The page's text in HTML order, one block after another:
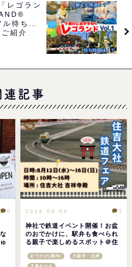
レゴラン
待ち時
紹介
連記事
0 2026.08.04
神社で鉄道イベント開催！お盆
のおでかけに、駅弁も食べられ
る親子で楽しめるスポット＠住
1
おでかけ(屋内) 大阪市・北摂